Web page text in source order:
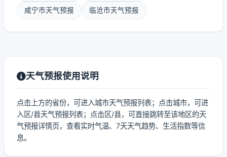
咸宁市天气预报 临沧市天气预报
天气预报使用说明
点击上方的省份，可进入城市天气预报列表；点击城市，可进
入区/县天气预报列表；点击区/县，可直接跳转至该地区的天
气预报详情页，查看实时气温、7天天气趋势、生活指数等信
息。